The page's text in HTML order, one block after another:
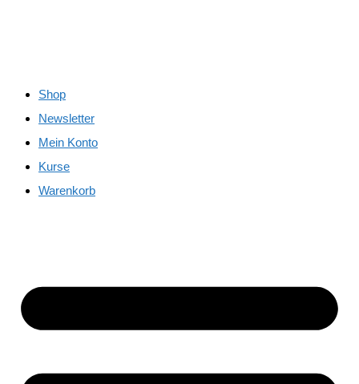
Shop
Newsletter
Mein Konto
Kurse
Warenkorb